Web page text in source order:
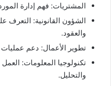
المشتريات: فهم إدارة
الشؤون القانونية: التعرف
والعقود.
تطوير الأعمال: دعم عمليات
تكنولوجيا المعلومات: العمل
والتحليل.